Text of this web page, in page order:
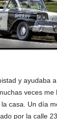
y ayudaba
veces me
casa. Un día
por la calle